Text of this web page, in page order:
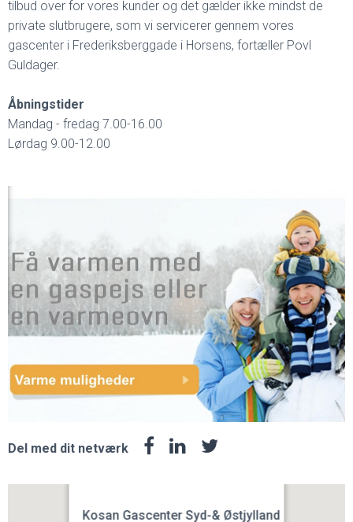
tilbud over for vores kunder og det gælder ikke mindst de
private slutbrugere, som vi servicerer gennem vores
gascenter i Frederiksberggade i Horsens, fortæller Povl
Guldager.
Åbningstider
Mandag - fredag 7.00-16.00
Lørdag 9.00-12.00
Del med dit netværk
Kosan Gascenter Syd-& Østjylland